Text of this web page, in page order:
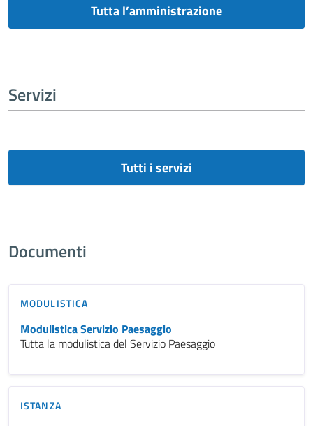
Tutta l’amministrazione
Servizi
Tutti i servizi
Documenti
MODULISTICA
Modulistica Servizio Paesaggio
Tutta la modulistica del Servizio Paesaggio
ISTANZA